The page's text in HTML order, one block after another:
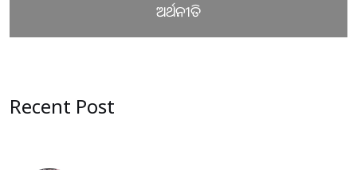
ଅର୍ଥନୀତି
Recent Post